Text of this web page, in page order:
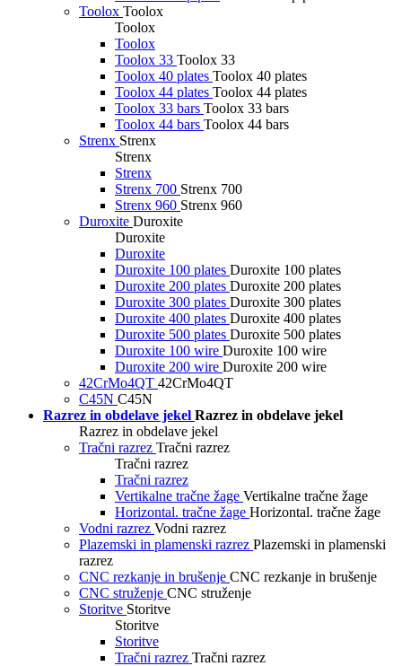
Toolox Toolox
Toolox
Toolox
Toolox 33 Toolox 33
Toolox 40 plates Toolox 40 plates
Toolox 44 plates Toolox 44 plates
Toolox 33 bars Toolox 33 bars
Toolox 44 bars Toolox 44 bars
Strenx Strenx
Strenx
Strenx
Strenx 700 Strenx 700
Strenx 960 Strenx 960
Duroxite Duroxite
Duroxite
Duroxite
Duroxite 100 plates Duroxite 100 plates
Duroxite 200 plates Duroxite 200 plates
Duroxite 300 plates Duroxite 300 plates
Duroxite 400 plates Duroxite 400 plates
Duroxite 500 plates Duroxite 500 plates
Duroxite 100 wire Duroxite 100 wire
Duroxite 200 wire Duroxite 200 wire
42CrMo4QT 42CrMo4QT
C45N C45N
Razrez in obdelave jekel Razrez in obdelave jekel
Razrez in obdelave jekel
Tračni razrez Tračni razrez
Tračni razrez
Tračni razrez
Vertikalne tračne žage Vertikalne tračne žage
Horizontal. tračne žage Horizontal. tračne žage
Vodni razrez Vodni razrez
Plazemski in plamenski razrez Plazemski in plamenski
razrez
CNC rezkanje in brušenje CNC rezkanje in brušenje
CNC struženje CNC struženje
Storitve Storitve
Storitve
Storitve
Tračni razrez Tračni razrez